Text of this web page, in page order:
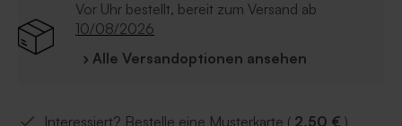
Vor Uhr bestellt, bereit zum Versand ab
10/08/2026
› Alle Versandoptionen ansehen
Interessiert? Bestelle eine Musterkarte ( 2,50 € )